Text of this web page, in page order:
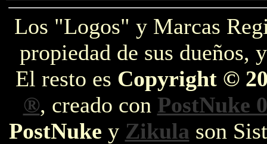
Los "Logos" y Marcas
propiedad de sus dueños,
El resto es Copyright ©
®, creado con PostNuke
PostNuke y Zikula son